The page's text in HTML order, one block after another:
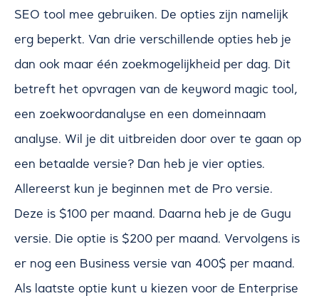
SEO tool mee gebruiken. De opties zijn namelijk
erg beperkt. Van drie verschillende opties heb je
dan ook maar één zoekmogelijkheid per dag. Dit
betreft het opvragen van de keyword magic tool,
een zoekwoordanalyse en een domeinnaam
analyse. Wil je dit uitbreiden door over te gaan op
een betaalde versie? Dan heb je vier opties.
Allereerst kun je beginnen met de Pro versie.
Deze is $100 per maand. Daarna heb je de Gugu
versie. Die optie is $200 per maand. Vervolgens is
er nog een Business versie van 400$ per maand.
Als laatste optie kunt u kiezen voor de Enterprise